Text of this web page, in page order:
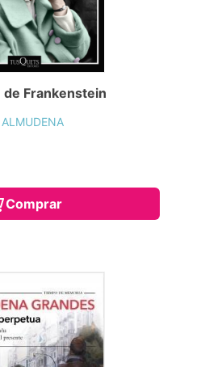
de Frankenstein
Comprar